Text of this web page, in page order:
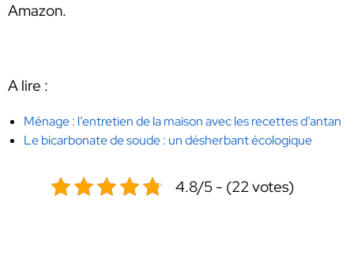
Amazon.
A lire :
Ménage : l’entretien de la maison avec les recettes d’antan
Le bicarbonate de soude : un désherbant écologique
4.8/5 - (22 votes)